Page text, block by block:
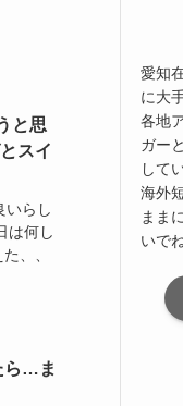
と思
スイ
いらし
は何し
、、
ら…ま
愛知
に大
各地
ガー
して
海外
まま
いで